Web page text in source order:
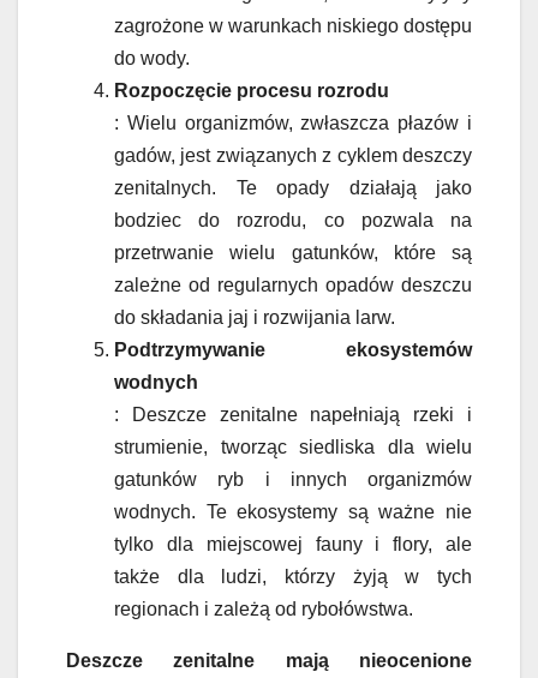
zagrożone w warunkach niskiego dostępu
do wody.
Rozpoczęcie procesu rozrodu
: Wielu organizmów, zwłaszcza płazów i
gadów, jest związanych z cyklem deszczy
zenitalnych. Te opady działają jako
bodziec do rozrodu, co pozwala na
przetrwanie wielu gatunków, które są
zależne od regularnych opadów deszczu
do składania jaj i rozwijania larw.
Podtrzymywanie ekosystemów
wodnych
: Deszcze zenitalne napełniają rzeki i
strumienie, tworząc siedliska dla wielu
gatunków ryb i innych organizmów
wodnych. Te ekosystemy są ważne nie
tylko dla miejscowej fauny i flory, ale
także dla ludzi, którzy żyją w tych
regionach i zależą od rybołówstwa.
Deszcze zenitalne mają nieocenione